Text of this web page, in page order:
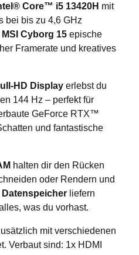
Core™ i5 13420H mit
bei bis zu 4,6 GHz
MSI Cyborg 15 epische
Framerate und kreatives
HD Display erlebst du
144 Hz – perfekt für
GeForce RTX™
und fantastische
halten dir den Rücken
oder Rendern und
Datenspeicher liefern
was du vorhast.
mit verschiedenen
Verbaut sind: 1x HDMI